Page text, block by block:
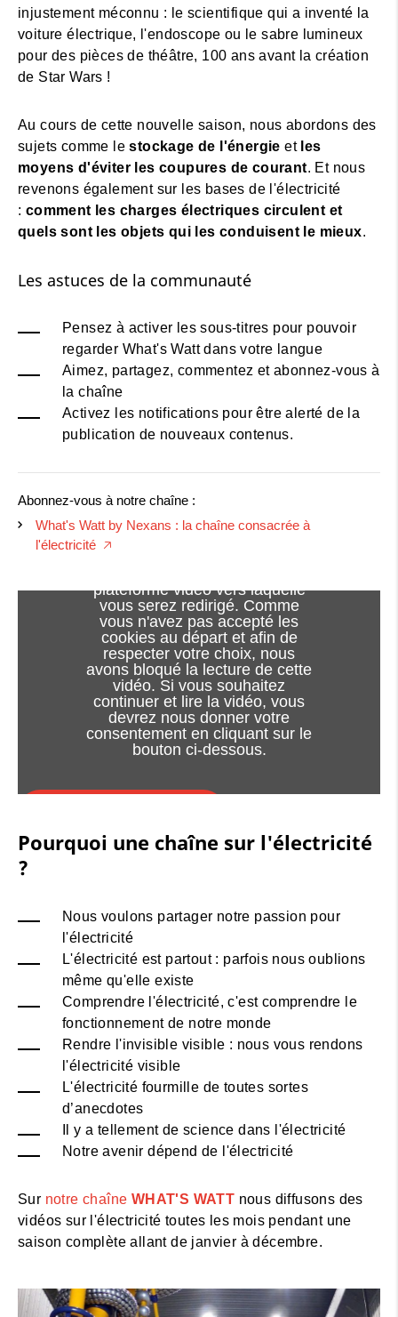
injustement méconnu : le scientifique qui a inventé la
voiture électrique, l'endoscope ou le sabre lumineux
pour des pièces de théâtre, 100 ans avant la création
de Star Wars !
Au cours de cette nouvelle saison, nous abordons des
sujets comme lestockage de l'énergie et les
moyens d'éviter les coupures de courant. Et nous
revenons également sur les bases de l'électricité
: comment les charges électriques circulent et
quels sont les objets qui les conduisent le mieux.
Les astuces de la communauté
Pensez à activer les sous-titres pour pouvoir
regarder What's Watt dans votre langue
Aimez, partagez, commentez et abonnez-vous à
la chaîne
Activez les notifications pour être alerté de la
publication de nouveaux contenus.
Abonnez-vous à notre chaîne :
What's Watt by Nexans : la chaîne consacrée à
l'électricité 🡥
Le visionnage de cette vidéo
plateforme vidéo vers laquelle
vous serez redirigé. Comme
vous n'avez pas accepté les
cookies au départ et afin de
respecter votre choix, nous
avons bloqué la lecture de cette
vidéo. Si vous souhaitez
continuer et lire la vidéo, vous
devrez nous donner votre
consentement en cliquant sur le
bouton ci-dessous.
Consentement à l'utilisation des cookies
Pourquoi une chaîne sur l'électricité
?
Nous voulons partager notre passion pour
l'électricité
L'électricité est partout : parfois nous oublions
même qu'elle existe
Comprendre l'électricité, c'est comprendre le
fonctionnement de notre monde
Rendre l'invisible visible : nous vous rendons
l'électricité visible
L'électricité fourmille de toutes sortes
d’anecdotes
Il y a tellement de science dans l'électricité
Notre avenir dépend de l'électricité
Sur notre chaîne WHAT'S WATT nous diffusons des
vidéos sur l'électricité toutes les mois pendant une
saison complète allant de janvier à décembre.